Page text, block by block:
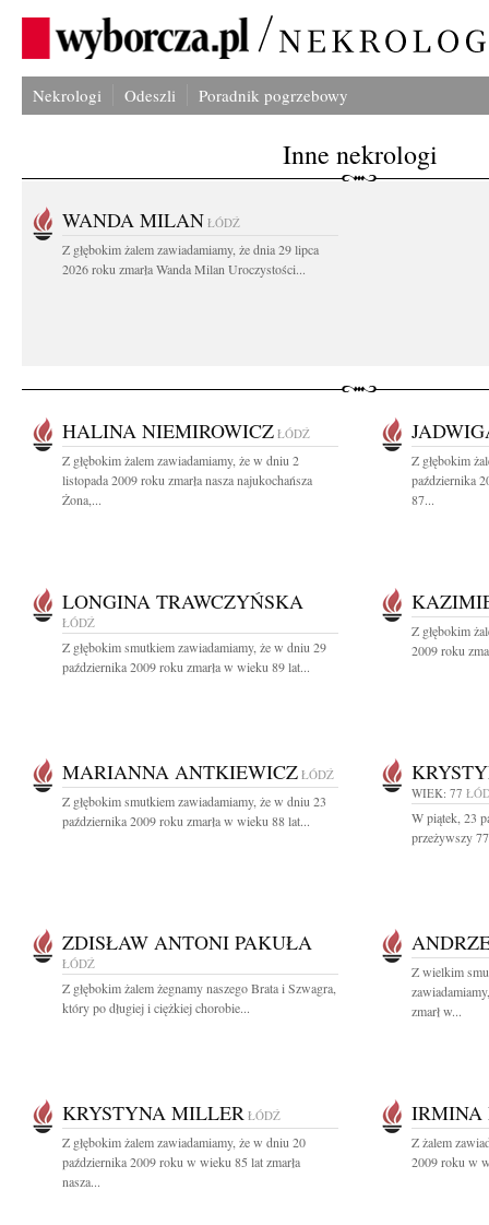
Nekrologi Odeszli Poradnik pogrzebowy
Inne nekrologi
WANDA MILAN ŁÓDŹ
Z głębokim żalem zawiadamiamy, że dnia 29 lipca
2026 roku zmarła Wanda Milan Uroczystości...
HALINA NIEMIROWICZ ŁÓDŹ
Z głębokim żalem zawiadamiamy, że w dniu 2
listopada 2009 roku zmarła nasza najukochańsza
Żona,...
Z głębokim
października
87...
LONGINA TRAWCZYŃSKA
ŁÓDŹ
Z głębokim smutkiem zawiadamiamy, że w dniu 29
października 2009 roku zmarła w wieku 89 lat...
Z głębokim
2009 roku
MARIANNA ANTKIEWICZ ŁÓDŹ
Z głębokim smutkiem zawiadamiamy, że w dniu 23
października 2009 roku zmarła w wieku 88 lat...
WIEK: 77
W piątek, 23
przeżywszy
ZDISŁAW ANTONI PAKUŁA
ŁÓDŹ
Z głębokim żalem żegnamy naszego Brata i Szwagra,
który po długiej i ciężkiej chorobie...
Z wielkim
zmarł w...
KRYSTYNA MILLER ŁÓDŹ
Z głębokim żalem zawiadamiamy, że w dniu 20
października 2009 roku w wieku 85 lat zmarła
nasza...
IRMINA
Z żalem
2009 roku w